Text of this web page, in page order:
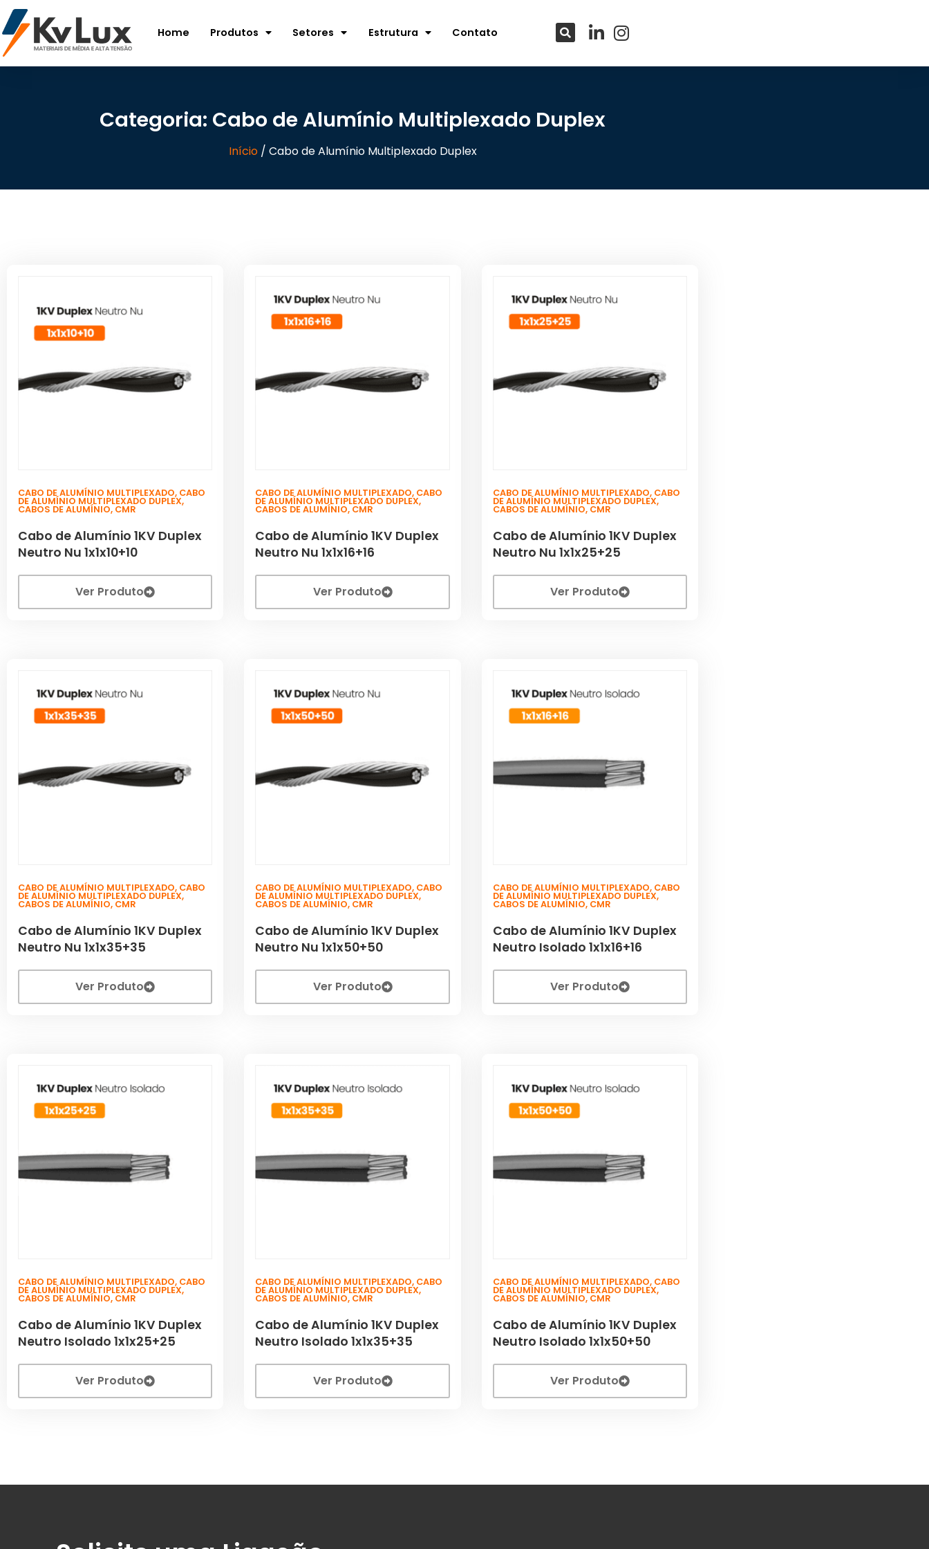
Home Produtos Setores Estrutura Contato
Categoria: Cabo de Alumínio Multiplexado Duplex
Início/ Cabo de Alumínio Multiplexado Duplex
CABO DE ALUMÍNIO MULTIPLEXADO, CABO
DE ALUMÍNIO MULTIPLEXADO DUPLEX,
CABOS DE ALUMÍNIO, CMR
Cabo de Alumínio 1KV Duplex
Neutro Nu 1x1x10+10
Ver Produto
CABO DE ALUMÍNIO MULTIPLEXADO, CABO
DE ALUMÍNIO MULTIPLEXADO DUPLEX,
CABOS DE ALUMÍNIO, CMR
Cabo de Alumínio 1KV Duplex
Neutro Nu 1x1x16+16
Ver Produto
CABO DE ALUMÍNIO MULTIPLEXADO, CABO
DE ALUMÍNIO MULTIPLEXADO DUPLEX,
CABOS DE ALUMÍNIO, CMR
Cabo de Alumínio 1KV Duplex
Neutro Nu 1x1x25+25
Ver Produto
CABO DE ALUMÍNIO MULTIPLEXADO, CABO
DE ALUMÍNIO MULTIPLEXADO DUPLEX,
CABOS DE ALUMÍNIO, CMR
Cabo de Alumínio 1KV Duplex
Neutro Nu 1x1x35+35
Ver Produto
CABO DE ALUMÍNIO MULTIPLEXADO, CABO
DE ALUMÍNIO MULTIPLEXADO DUPLEX,
CABOS DE ALUMÍNIO, CMR
Cabo de Alumínio 1KV Duplex
Neutro Nu 1x1x50+50
Ver Produto
CABO DE ALUMÍNIO MULTIPLEXADO, CABO
DE ALUMÍNIO MULTIPLEXADO DUPLEX,
CABOS DE ALUMÍNIO, CMR
Cabo de Alumínio 1KV Duplex
Neutro Isolado 1x1x16+16
Ver Produto
CABO DE ALUMÍNIO MULTIPLEXADO, CABO
DE ALUMÍNIO MULTIPLEXADO DUPLEX,
CABOS DE ALUMÍNIO, CMR
Cabo de Alumínio 1KV Duplex
Neutro Isolado 1x1x25+25
Ver Produto
CABO DE ALUMÍNIO MULTIPLEXADO, CABO
DE ALUMÍNIO MULTIPLEXADO DUPLEX,
CABOS DE ALUMÍNIO, CMR
Cabo de Alumínio 1KV Duplex
Neutro Isolado 1x1x35+35
Ver Produto
CABO DE ALUMÍNIO MULTIPLEXADO, CABO
DE ALUMÍNIO MULTIPLEXADO DUPLEX,
CABOS DE ALUMÍNIO, CMR
Cabo de Alumínio 1KV Duplex
Neutro Isolado 1x1x50+50
Ver Produto